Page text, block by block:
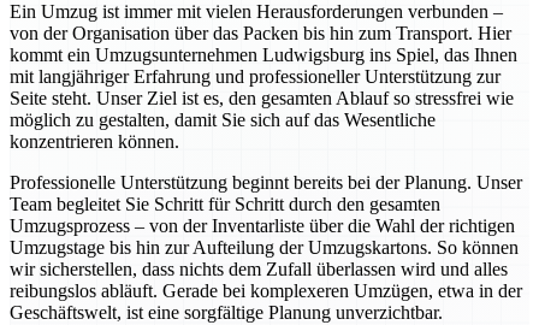
Ein Umzug ist immer mit vielen Herausforderungen verbunden –
von der Organisation über das Packen bis hin zum Transport. Hier
kommt ein Umzugsunternehmen Ludwigsburg ins Spiel, das Ihnen
mit langjähriger Erfahrung und professioneller Unterstützung zur
Seite steht. Unser Ziel ist es, den gesamten Ablauf so stressfrei wie
möglich zu gestalten, damit Sie sich auf das Wesentliche
konzentrieren können.
Professionelle Unterstützung beginnt bereits bei der Planung. Unser
Team begleitet Sie Schritt für Schritt durch den gesamten
Umzugsprozess – von der Inventarliste über die Wahl der richtigen
Umzugstage bis hin zur Aufteilung der Umzugskartons. So können
wir sicherstellen, dass nichts dem Zufall überlassen wird und alles
reibungslos abläuft. Gerade bei komplexeren Umzügen, etwa in der
Geschäftswelt, ist eine sorgfältige Planung unverzichtbar.